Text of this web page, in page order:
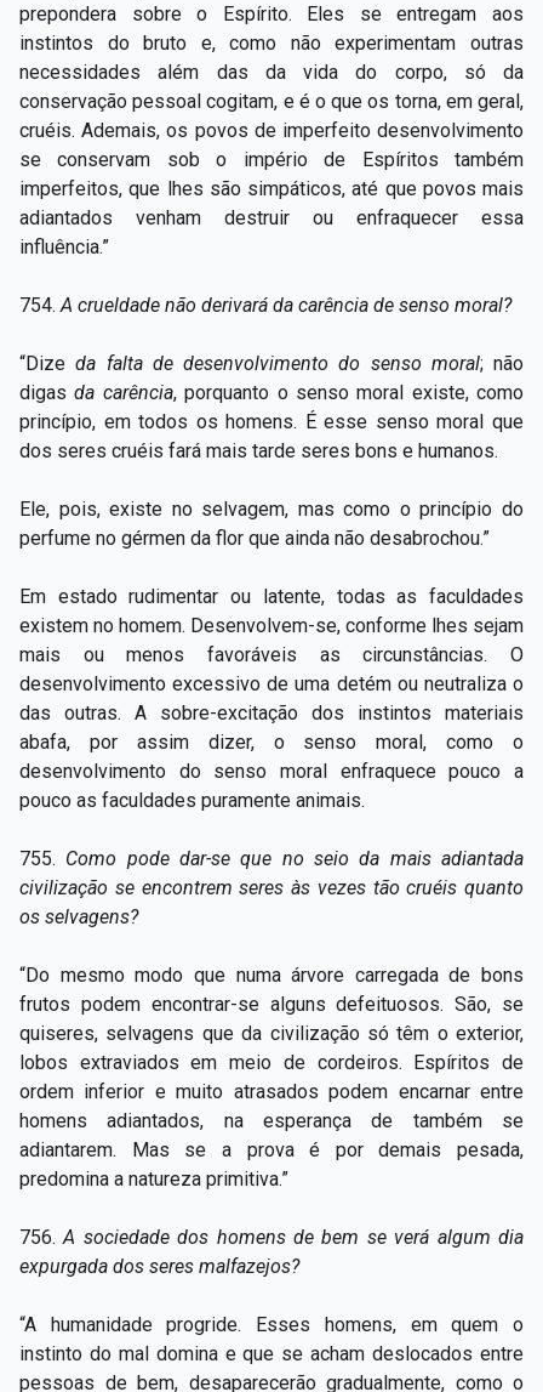
prepondera sobre o Espírito. Eles se entregam aos
instintos do bruto e, como não experimentam outras
necessidades além das da vida do corpo, só da
conservação pessoal cogitam, e é o que os torna, em geral,
cruéis. Ademais, os povos de imperfeito desenvolvimento
se conservam sob o império de Espíritos também
imperfeitos, que lhes são simpáticos, até que povos mais
adiantados venham destruir ou enfraquecer essa
influência.”
754. A crueldade não derivará da carência de senso moral?
“Dizeda falta de desenvolvimento do senso moral; não
digasda carência, porquanto o senso moral existe, como
princípio, em todos os homens. É esse senso moral que
dos seres cruéis fará mais tarde seres bons e humanos.
Ele, pois, existe no selvagem, mas como o princípio do
perfume no gérmen da flor que ainda não desabrochou.”
Em estado rudimentar ou latente, todas as faculdades
existem no homem. Desenvolvem-se, conforme lhes sejam
mais ou menos favoráveis as circunstâncias. O
desenvolvimento excessivo de uma detém ou neutraliza o
das outras. A sobre-excitação dos instintos materiais
abafa, por assim dizer, o senso moral, como o
desenvolvimento do senso moral enfraquece pouco a
pouco as faculdades puramente animais.
755. Como pode dar-se que no seio da mais adiantada
civilização se encontrem seres às vezes tão cruéis quanto
os selvagens?
“Do mesmo modo que numa árvore carregada de bons
frutos podem encontrar-se alguns defeituosos. São, se
quiseres, selvagens que da civilização só têm o exterior,
lobos extraviados em meio de cordeiros. Espíritos de
ordem inferior e muito atrasados podem encarnar entre
homens adiantados, na esperança de também se
adiantarem. Mas se a prova é por demais pesada,
predomina a natureza primitiva.”
756.A sociedade dos homens de bem se verá algum dia
expurgada dos seres malfazejos?
“A humanidade progride. Esses homens, em quem o
instinto do mal domina e que se acham deslocados entre
pessoas de bem, desaparecerão gradualmente, como o